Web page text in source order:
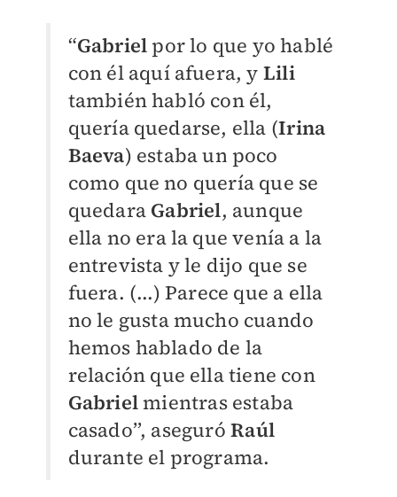
“Gabriel por lo que yo hablé
con él aquí afuera, y Lili
también habló con él,
quería quedarse, ella (Irina
Baeva) estaba un poco
como que no quería que se
quedara Gabriel, aunque
ella no era la que venía a la
entrevista y le dijo que se
fuera. (...) Parece que a ella
no le gusta mucho cuando
hemos hablado de la
relación que ella tiene con
Gabrielmientras estaba
casado’’, aseguróRaúl
durante el programa.